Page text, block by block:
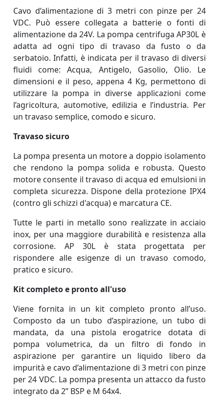
Cavo d’alimentazione di 3 metri con pinze per 24
VDC. Può essere collegata a batterie o fonti di
alimentazione da 24V. La pompa centrifuga AP30L è
adatta ad ogni tipo di travaso da fusto o da
serbatoio. Infatti, è indicata per il travaso di diversi
fluidi come: Acqua, Antigelo, Gasolio, Olio. Le
dimensioni e il peso, appena 4 Kg, permettono di
utilizzare la pompa in diverse applicazioni come
l’agricoltura, automotive, edilizia e l’industria. Per
un travaso semplice, comodo e sicuro.
Travaso sicuro
La pompa presenta un motore a doppio isolamento
che rendono la pompa solida e robusta. Questo
motore consente il travaso di acqua ed emulsioni in
completa sicurezza. Dispone della protezione IPX4
(contro gli schizzi d'acqua) e marcatura CE.
Tutte le parti in metallo sono realizzate in acciaio
inox, per una maggiore durabilità e resistenza alla
corrosione. AP 30L è stata progettata per
rispondere alle esigenze di un travaso comodo,
pratico e sicuro.
Kit completo e pronto all'uso
Viene fornita in un kit completo pronto all’uso.
Composto da un tubo d’aspirazione, un tubo di
mandata, da una pistola erogatrice dotata di
pompa volumetrica, da un filtro di fondo in
aspirazione per garantire un liquido libero da
impurità e cavo d’alimentazione di 3 metri con pinze
per 24 VDC. La pompa presenta un attacco da fusto
integrato da 2” BSP e M 64x4.